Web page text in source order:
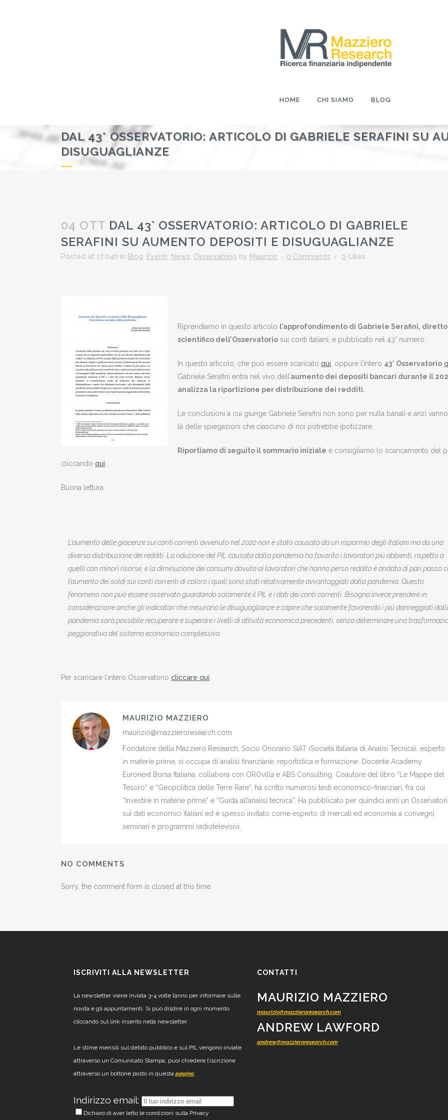
HOME CHI SIAMO BLOG
DAL 43° OSSERVATORIO: ARTICOLO DI GABRIELE SERAFINI SU
DISUGUAGLIANZE
04 OTT DAL 43° OSSERVATORIO: ARTICOLO DI GABRIELE
SERAFINI SU AUMENTO DEPOSITI E DISUGUAGLIANZE
Posted at 17:04h in Blog Eventi News Osservatorio by Maurizio 0 Comments 0 Likes
Riprendiamo in questo articolo l’approfondimento di Gabriele Serafini,
scientifico dell’Osservatorio sui conti italiani, e pubblicato nel 43° numero.
In questo articolo, che può essere scaricato qui , oppure l’intero 43° Osservatorio
Gabriele Serafini entra nel vivo dell’aumento dei depositi bancari durante il
analizza la ripartizione per distribuzione dei redditi.
Le conclusioni a cui giunge Gabriele Serafini non sono per nulla banali e anzi
là delle spiegazioni che ciascuno di noi potrebbe ipotizzare.
Riportiamo di seguito il sommario iniziale e consigliamo lo scaricamento del
cliccando qui
Buona lettura
L’aumento delle giacenze sui conti correnti avvenuto nel 2020 non è stato causato da un risparmio degli italiani ma da una
diversa distribuzione dei redditi. La riduzione del PIL causata dalla pandemia ha favorito i lavoratori più abbienti, rispetto a
quelli con minori risorse, e la diminuzione dei consumi dovuta ai lavoratori che hanno perso reddito è andata di pari passo
l’aumento dei soldi sui conti correnti di coloro i quali sono stati relativamente avvantaggiati dalla pandemia. Questo
fenomeno non può essere osservato guardando solamente il PIL e i dati dei conti correnti. Bisogna invece prendere in
considerazione anche gli indicatori che misurano le disuguaglianze e capire che solamente favorendo i più danneggiati
pandemia sarà possibile recuperare e superare i livelli di attività economica precedenti, senza determinare una
peggiorativa del sistema economico complessivo.
Per scaricare l’intero Osservatorio cliccare qui
MAURIZIO MAZZIERO
maurizio@mazzieroresearch.com
Fondatore della Mazziero Research, Socio Onorario SIAT (Società Italiana di Analisi Tecnica), esperto
in materie prime, si occupa di analisi finanziarie, reportistica e formazione. Docente Academy
Euronext Borsa Italiana, collabora con OROvilla e ABS Consulting. Coautore del libro “Le Mappe del
Tesoro” e “Geopolitica delle Terre Rare”, ha scritto numerosi testi economico-finanziari, fra cui
“Investire in materie prime” e “Guida all’analisi tecnica”. Ha pubblicato per quindici anni un
sui dati economici italiani ed è spesso invitato come esperto di mercati ed economia a convegni,
seminari e programmi radiotelevisivi.
NO COMMENTS
Sorry, the comment form is closed at this time.
ISCRIVITI ALLA NEWSLETTER
La newsletter viene inviata 3-4 volte l’anno per informare sulle
novità e gli appuntamenti. Si può disdire in ogni momento
cliccando sul link inserito nella newsletter.
Le stime mensili sul debito pubblico e sul PIL vengono inviate
attraverso un Comunicato Stampa, puoi chiedere l’iscrizione
attraverso un bottone posto in questa pagina.
Indirizzo email:
Dichiaro di aver letto le condizioni sulla Privacy
CONTATTI
MAURIZIO MAZZIERO
maurizio@mazzieroresearch.com
ANDREW LAWFORD
andrew@mazzieroresearch.com